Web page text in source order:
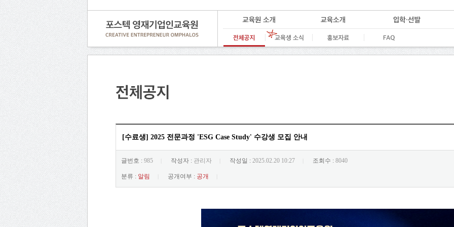
[수료생] 2025 전문과정 'ESG Case Study' 수강생 모집 안내
글번호 : 985 작성자 : 관리자 작성일 : 2025.02.20 10:27 조회수 : 8040
분류 : 알림 공개여부 : 공개